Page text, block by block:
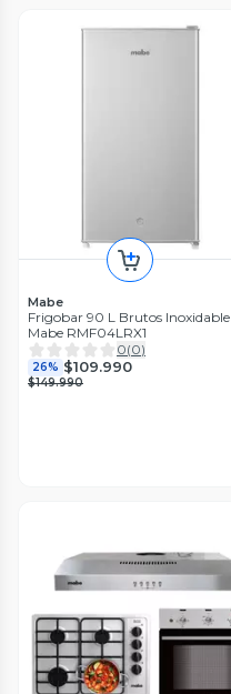
Mabe
Frigobar 90 L Brutos Inoxidable
Mabe RMF04LRX1
0(0)
26% $109.990
$149.990